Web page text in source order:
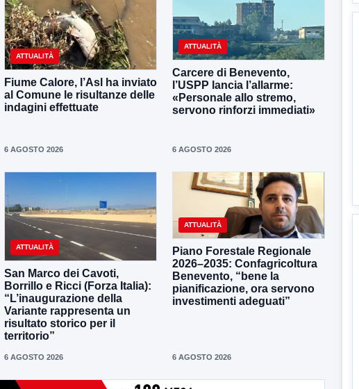
ATTUALITÀ
Fiume Calore, l’Asl ha inviato
al Comune le risultanze delle
indagini effettuate
6 AGOSTO 2026
ATTUALITÀ
Carcere di Benevento,
l’USPP lancia l’allarme:
«Personale allo stremo,
servono rinforzi immediati»
6 AGOSTO 2026
ATTUALITÀ
San Marco dei Cavoti,
Borrillo e Ricci (Forza Italia):
“L’inaugurazione della
Variante rappresenta un
risultato storico per il
territorio”
6 AGOSTO 2026
ATTUALITÀ
Piano Forestale Regionale
2026–2035: Confagricoltura
Benevento, “bene la
pianificazione, ora servono
investimenti adeguati”
6 AGOSTO 2026